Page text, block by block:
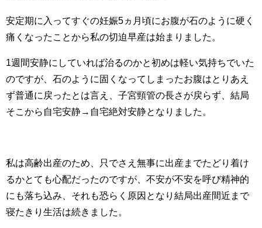
安定期に入ってすぐの妊娠5ヵ月頃にお腹が石のように硬く
痛くなったことから私の切迫早産は始まりました。
1週間安静にしていれば治るのかと初めは軽い気持ちでいた
のですが、石のように固くなってしまったお腹はとりあえ
ず普通に戻ったとは言え、子宮頸管の長さが戻らず、結局
そこから自宅安静→自宅絶対安静となりました。
私は高齢出産のため、只でさえ無事に出産までたどり着け
るかとても心配だったのですが、不安が不安を呼び精神的
にも落ち込み、それも恐らく原因となり結局出産間近まで
寝たきり生活は続きました。